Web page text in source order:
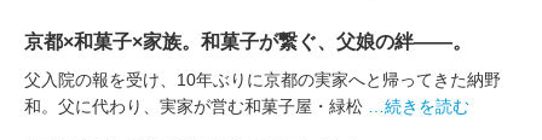
京都×和菓子×家族。和菓子が繋ぐ、父娘の絆――。
父入院の報を受け、10年ぶりに京都の実家へと帰ってきた納野
和。父に代わり、実家が営む和菓子屋・緑松
…続きを読む